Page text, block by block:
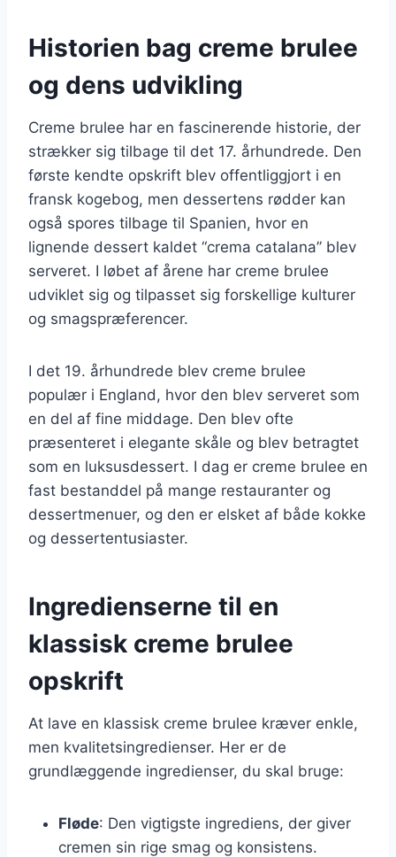
Historien bag creme brulee
og dens udvikling
Creme brulee har en fascinerende historie, der
strækker sig tilbage til det 17. århundrede. Den
første kendte opskrift blev offentliggjort i en
fransk kogebog, men dessertens rødder kan
også spores tilbage til Spanien, hvor en
lignende dessert kaldet “crema catalana” blev
serveret. I løbet af årene har creme brulee
udviklet sig og tilpasset sig forskellige kulturer
og smagspræferencer.
I det 19. århundrede blev creme brulee
populær i England, hvor den blev serveret som
en del af fine middage. Den blev ofte
præsenteret i elegante skåle og blev betragtet
som en luksusdessert. I dag er creme brulee en
fast bestanddel på mange restauranter og
dessertmenuer, og den er elsket af både kokke
og dessertentusiaster.
Ingredienserne til en
klassisk creme brulee
opskrift
At lave en klassisk creme brulee kræver enkle,
men kvalitetsingredienser. Her er de
grundlæggende ingredienser, du skal bruge:
Fløde: Den vigtigste ingrediens, der giver
cremen sin rige smag og konsistens.